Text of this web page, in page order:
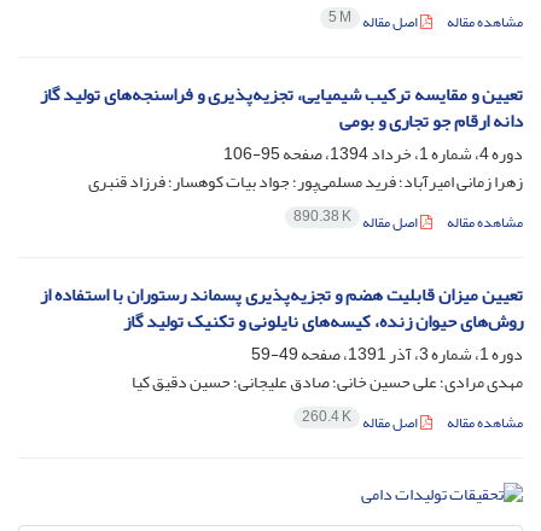
مشاهده مقاله اصل مقاله 5 M
تعیین و مقایسه ترکیب شیمیایی، تجزیه‌پذیری و فراسنجه‌های تولید گاز
دانه ارقام جو تجاری و بومی
دوره 4، شماره 1، خرداد 1394، صفحه
95-106
زهرا زمانی امیرآباد؛ فرید مسلمی‌پور؛ جواد بیات کوهسار؛ فرزاد قنبری
مشاهده مقاله اصل مقاله 890.38 K
تعیین میزان قابلیت هضم و تجزیه‌پذیری پسماند رستوران با استفاده از
روش‌های حیوان زنده، کیسه‌های نایلونی و تکنیک تولید گاز
دوره 1، شماره 3، آذر 1391، صفحه
49-59
مهدی مرادی؛ علی حسین خانی؛ صادق علیجانی؛ حسین دقیق کیا
مشاهده مقاله اصل مقاله 260.4 K